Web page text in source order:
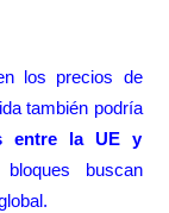
los precios de
también podría
entre la UE y
buscan